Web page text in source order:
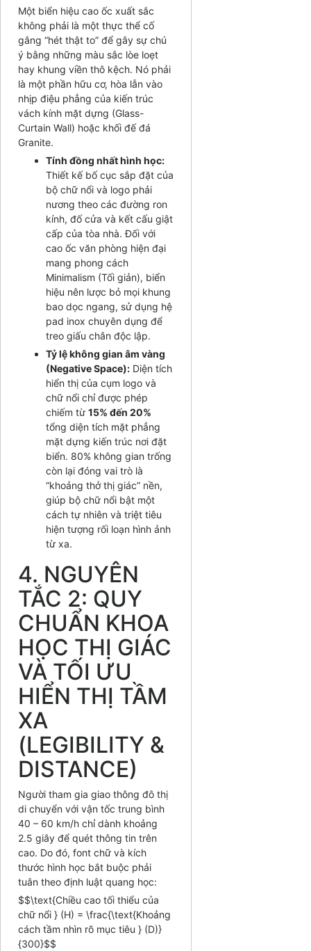
Một biển hiệu cao ốc xuất sắc
không phải là một thực thể cố
gắng “hét thật to” để gây sự chú
ý bằng những màu sắc lòe loẹt
hay khung viền thô kệch. Nó phải
là một phần hữu cơ, hòa lẫn vào
nhịp điệu phẳng của kiến trúc
vách kính mặt dựng (Glass-
Curtain Wall) hoặc khối đế đá
Granite.
Tính đồng nhất hình học:
Thiết kế bố cục sắp đặt của
bộ chữ nổi và logo phải
nương theo các đường ron
kính, đố cửa và kết cấu giật
cấp của tòa nhà. Đối với
cao ốc văn phòng hiện đại
mang phong cách
Minimalism (Tối giản), biển
hiệu nên lược bỏ mọi khung
bao dọc ngang, sử dụng hệ
pad inox chuyên dụng để
treo giấu chân độc lập.
Tỷ lệ không gian âm vàng
(Negative Space): Diện tích
hiển thị của cụm logo và
chữ nổi chỉ được phép
chiếm từ 15% đến 20%
tổng diện tích mặt phẳng
mặt dựng kiến trúc nơi đặt
biển. 80% không gian trống
còn lại đóng vai trò là
“khoảng thở thị giác” nền,
giúp bộ chữ nổi bật một
cách tự nhiên và triệt tiêu
hiện tượng rối loạn hình ảnh
từ xa.
4. NGUYÊN
TẮC 2: QUY
CHUẨN KHOA
HỌC THỊ GIÁC
VÀ TỐI ƯU
HIỂN THỊ TẦM
XA
(LEGIBILITY &
DISTANCE)
Người tham gia giao thông đô thị
di chuyển với vận tốc trung bình
40 – 60 km/h chỉ dành khoảng
2.5 giây để quét thông tin trên
cao. Do đó, font chữ và kích
thước hình học bắt buộc phải
tuân theo định luật quang học:
$$\text{Chiều cao tối thiểu của
chữ nổi } (H) = \frac{\text{Khoảng
cách tầm nhìn rõ mục tiêu } (D)}
{300}$$